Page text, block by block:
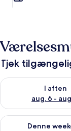
Tjek
I aften
aug. 6 -
Tjek
Denne
Tjek